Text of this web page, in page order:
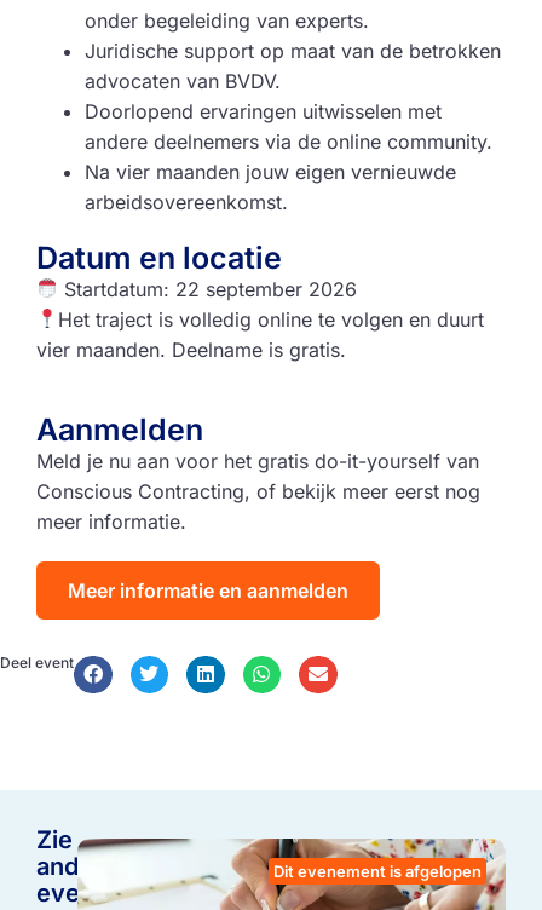
onder begeleiding van experts.
Juridische support op maat van de betrokken
advocaten van BVDV.
Doorlopend ervaringen uitwisselen met
andere deelnemers via de online community.
Na vier maanden jouw eigen vernieuwde
arbeidsovereenkomst.
Datum en locatie
Startdatum: 22 september 2026
Het traject is volledig online te volgen en duurt
vier maanden. Deelname is gratis.
Aanmelden
Meld je nu aan voor het gratis do-it-yourself van
Conscious Contracting, of bekijk meer eerst nog
meer informatie.
Meer informatie en aanmelden
Deel event
Zie
andere
events
Dit evenement is afgelopen